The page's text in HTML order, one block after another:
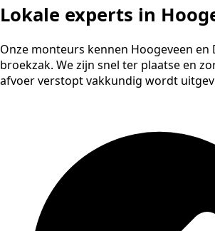
Lokale experts in
Onze monteurs kennen Hoogeveen en
broekzak. We zijn snel ter plaatse en
afvoer verstopt vakkundig wordt